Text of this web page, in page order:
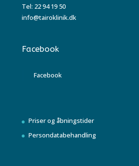
Tel: 22 94 19 50
info@tairoklinik.dk
Facebook
Facebook
Priser og åbningstider
Persondatabehandling